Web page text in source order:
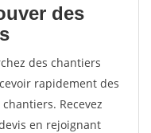
des
des chantiers
rapidement des
Recevez
en rejoignant